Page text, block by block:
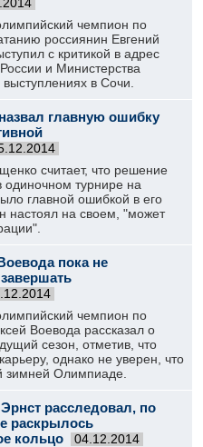
чемпион по
россиянин Евгений
с критикой в адрес
и Министерства
в Сочи.
главную ошибку
считает, что решение
одиночном турнире на
главной ошибкой в его
настоял на своем, "может
пока не
чемпион по
Воевода рассказал о
сезон, отметив, что
однако не уверен, что
зимней Олимпиаде.
расследовал, по
раскрылось
кольцо
04.12.2014